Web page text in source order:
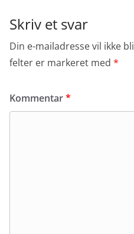
Skriv et svar
Din e-mailadresse vil ikke
felter er markeret med *
Kommentar*